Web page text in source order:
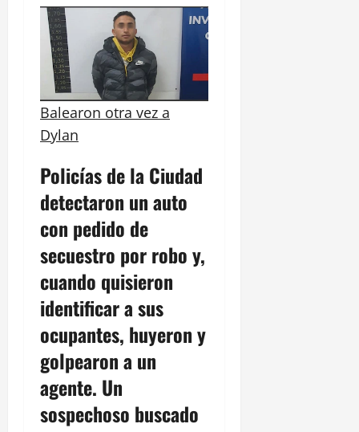
Balearon otra vez a
Dylan
Policías de la Ciudad
detectaron un auto
con pedido de
secuestro por robo y,
cuando quisieron
identificar a sus
ocupantes, huyeron y
golpearon a un
agente. Un
sospechoso buscado